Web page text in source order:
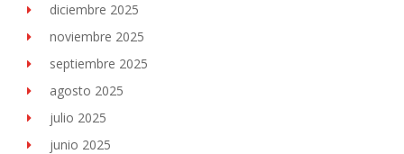
diciembre 2025
noviembre 2025
septiembre 2025
agosto 2025
julio 2025
junio 2025